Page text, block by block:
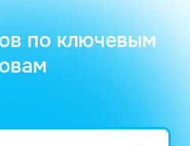
по ключевым